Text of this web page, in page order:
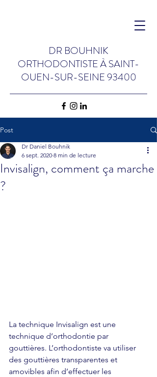
DR BOUHNIK
ORTHODONTISTEÀSAINT-
OUEN-SUR-SEINE 93400
Post
Invisalign, comment ça marche
?
Dr Daniel Bouhnik
6 sept. 2020 8 min de lecture
La technique Invisalign est une
technique d’orthodontie par
gouttières. L’orthodontiste va utiliser
des gouttières transparentes et
amovibles afin d’effectuer les